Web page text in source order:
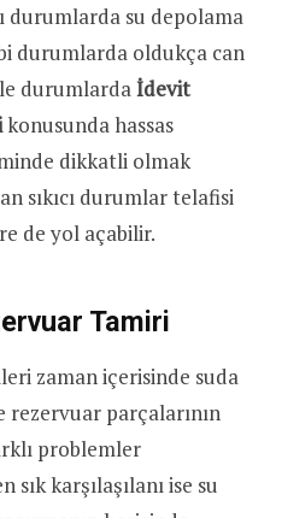
durumlarda su depolama
durumlarda oldukça can
durumlardaİdevit
konusunda hassas
dikkatli olmak
sıkıcı durumlar telafisi
de yol açabilir.
Tamiri
zaman içerisinde suda
parçalarının
problemler
karşılaşılanı ise su